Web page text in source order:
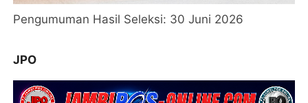
Pengumuman Hasil Seleksi: 30 Juni 2026
JPO